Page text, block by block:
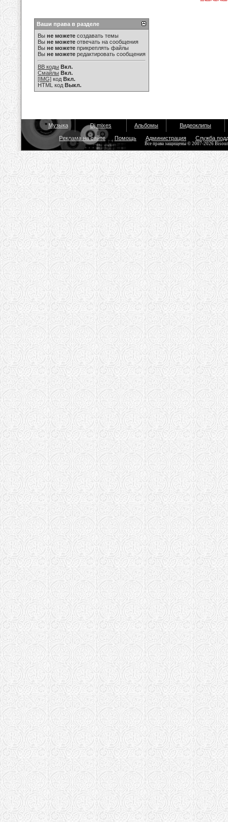
Ваши права в разделе
Вы не можете создавать темы
Вы не можете отвечать на сообщения
Вы не можете прикреплять файлы
Вы не можете редактировать сообщения
BB коды Вкл.
Смайлы Вкл.
[IMG] код Вкл.
HTML код Выкл.
Музыка Dj mixes Альбомы Видеоклипы
Реклама на сайте Помощь Администрация Служба
Все права защищены © 2007-2026